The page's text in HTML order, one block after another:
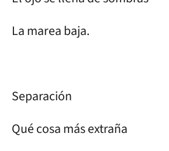
La marea baja.
Separación
Qué cosa más extraña